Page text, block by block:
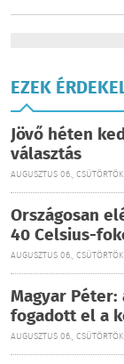
EZEK
Jövő héten
választás
AUGUSZTUS 06., CSÜTÖRTÖK
Országosan
40 Celsius-
AUGUSZTUS 06., CSÜTÖRTÖK
Magyar
fogadott el a
AUGUSZTUS 06., CSÜTÖRTÖK